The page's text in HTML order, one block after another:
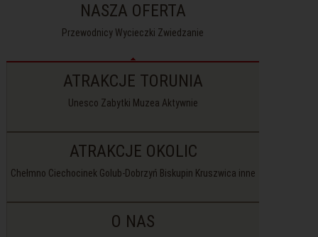
NASZA OFERTA
Przewodnicy Wycieczki Zwiedzanie
ATRAKCJE TORUNIA
Unesco Zabytki Muzea Aktywnie
ATRAKCJE OKOLIC
Chełmno Ciechocinek Golub-Dobrzyń Biskupin Kruszwica inne
O NAS